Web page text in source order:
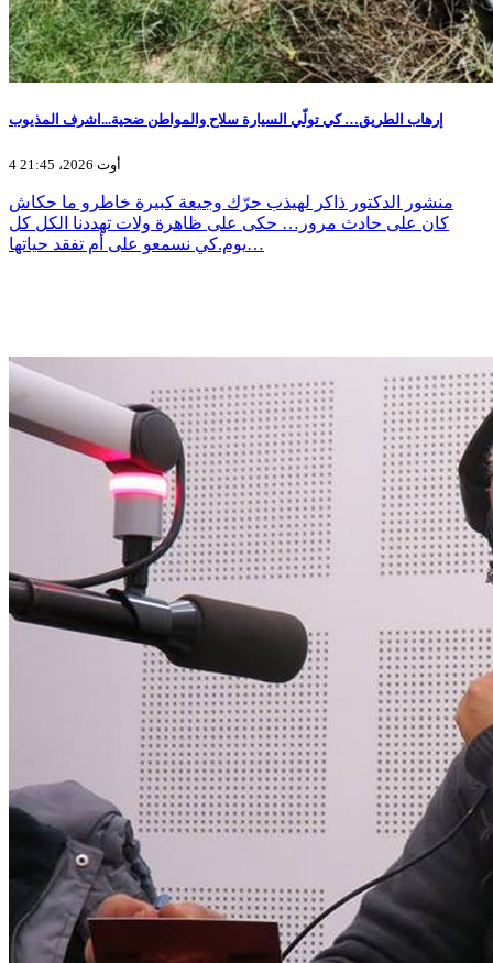
إرهاب الطريق… كي تولّي السيارة سلاح والمواطن ضحية...اشرف المذيوب
4 أوت 2026، 21:45
منشور الدكتور ذاكر لهيذب حرّك وجيعة كبيرة خاطرو ما حكاش
كان على حادث مرور… حكى على ظاهرة ولات تهددنا الكل كل
يوم.كي نسمعو على أم تفقد حياتها…